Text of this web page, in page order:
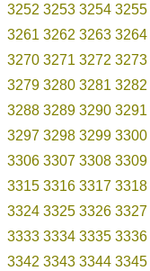
3252 3253 3254 3255
3261 3262 3263 3264
3270 3271 3272 3273
3279 3280 3281 3282
3288 3289 3290 3291
3297 3298 3299 3300
3306 3307 3308 3309
3315 3316 3317 3318
3324 3325 3326 3327
3333 3334 3335 3336
3342 3343 3344 3345